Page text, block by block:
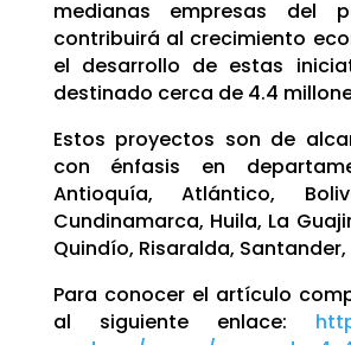
medianas empresas del
contribuirá al crecimiento
el desarrollo de estas
destinado cerca de 4.4
Estos proyectos son de
con énfasis en
Antioquía, Atlántico,
Cundinamarca, Huila, La
Quindío, Risaralda,
Para conocer el artículo
al siguiente enlace: